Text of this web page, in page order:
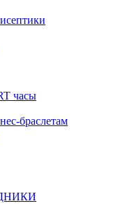
часы
браслетам